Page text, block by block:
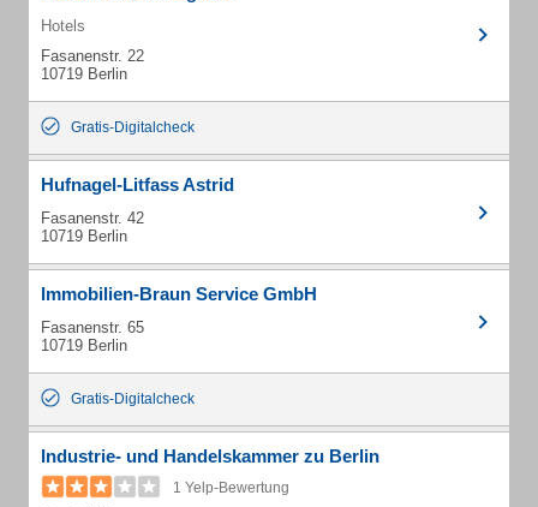
Hotels
Fasanenstr. 22
10719 Berlin
Gratis-Digitalcheck
Hufnagel-Litfass Astrid
Fasanenstr. 42
10719 Berlin
Immobilien-Braun Service GmbH
Fasanenstr. 65
10719 Berlin
Gratis-Digitalcheck
Industrie- und Handelskammer zu Berlin
1 Yelp-Bewertung